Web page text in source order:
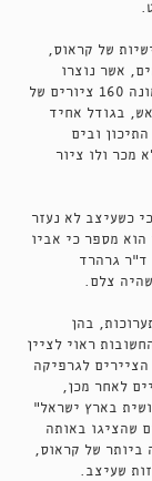
של קראוס,
אשר נוצרו
בשנים 1975–.1985 עיקר עבודות אלו היא סדרה המונה 160 ציורים של
בגודל אחיד
ובים
מכר ולו ציור
כשעיצב לא נעזר
הוא מספר כי אביו
ד"ר גרהרד
צלם.
בהן
ראוי לציין
לגרפיקה
המזרח בשנת 1936 – שנתיים לאחר מכן,
בארץ ישראל"
שהציגו באותה
ביותר של קראוס,